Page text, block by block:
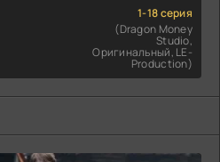
1-18 серия
(Dragon Money
Studio,
Оригинальный, LE-
Production)